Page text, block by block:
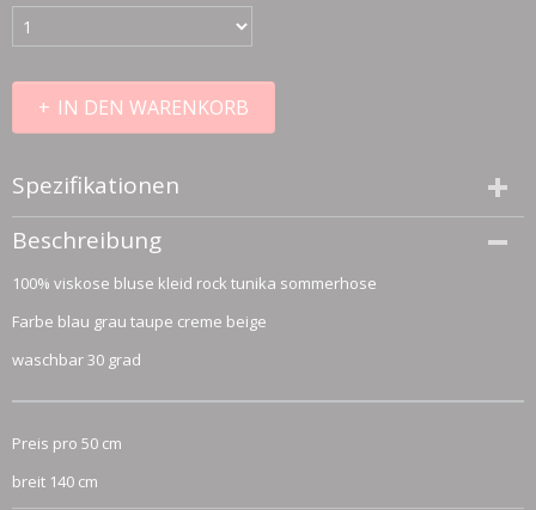
IN DEN WARENKORB
Spezifikationen
Größe (l,b,h)
50 x 140 x 0 cm
Beschreibung
100% viskose bluse kleid rock tunika sommerhose
Farbe blau grau taupe creme beige
waschbar 30 grad
Preis pro 50 cm
breit 140 cm